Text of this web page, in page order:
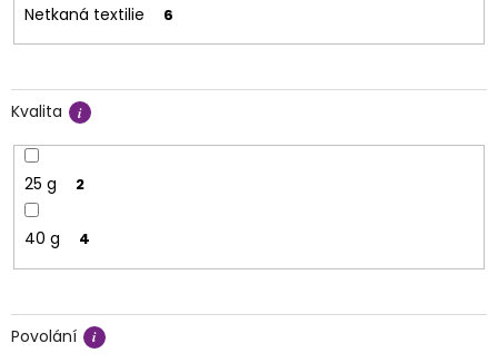
Netkaná textilie 6
Kvalita
25 g 2
40 g 4
Povolání